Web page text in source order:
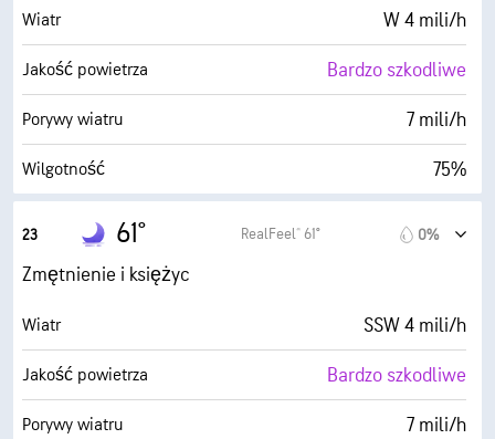
Zachmurzenie 0%
Widoczność 5 mili
Pułap chmur 30000 stopy
Wiatr W 4 mili/h
Jakość powietrza Bardzo szkodliwe
Porywy wiatru 7 mili/h
Wilgotność 75%
Punkt rosy
AccuLumen Brightness Index™
Zachmurzenie 0%
Widoczność 5 mili
Pułap chmur 30000 stopy
23 61° RealFeel® 61° 0%
Zmętnienie i księżyc
Wiatr SSW 4 mili/h
Jakość powietrza Bardzo szkodliwe
Porywy wiatru 7 mili/h